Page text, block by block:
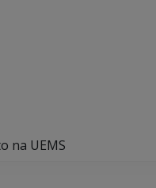
na UEMS